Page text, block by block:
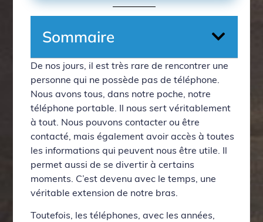
Sommaire
De nos jours, il est très rare de rencontrer une
personne qui ne possède pas de téléphone.
Nous avons tous, dans notre poche, notre
téléphone portable. Il nous sert véritablement
à tout. Nous pouvons contacter ou être
contacté, mais également avoir accès à toutes
les informations qui peuvent nous être utile. Il
permet aussi de se divertir à certains
moments. C’est devenu avec le temps, une
véritable extension de notre bras.
Toutefois, les téléphones, avec les années,